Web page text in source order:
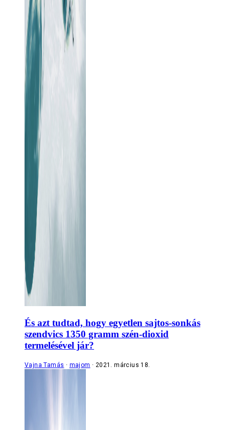
És azt tudtad, hogy egyetlen sajtos-sonkás
szendvics 1350 gramm szén-dioxid
termelésével jár?
Vajna Tamás majom 2021. március 18.